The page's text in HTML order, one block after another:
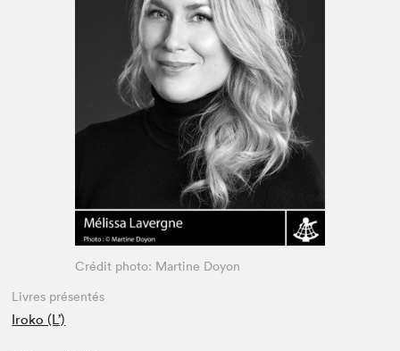
Espace enseignant·e·s
Crédit photo: Martine Doyon
Livres présentés
Iroko (L’)